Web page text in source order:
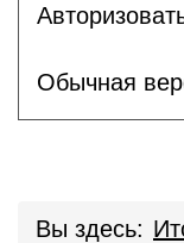
Обычная
Вы здесь: